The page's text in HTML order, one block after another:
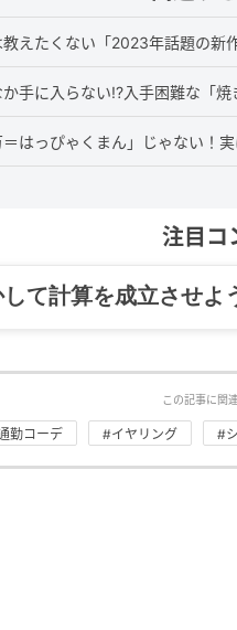
えたくない「2023年話題の新
か手に入らない!?入手困難な「
＝はっぴゃくまん」じゃない！
注目コ
グ、子育て、旅行記
この記事に関
勤コーデ #イヤリング #